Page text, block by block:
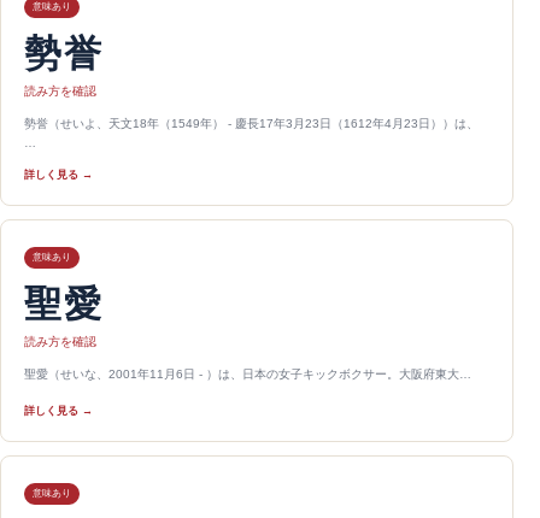
意味あり
勢誉
読み方を確認
勢誉（せいよ、天文18年（1549年） - 慶長17年3月23日（1612年4月23日））は、
詳しく見る →
意味あり
聖愛
読み方を確認
聖愛（せいな、2001年11月6日 - ）は、日本の女子キックボクサー。大阪府東大…
詳しく見る →
意味あり